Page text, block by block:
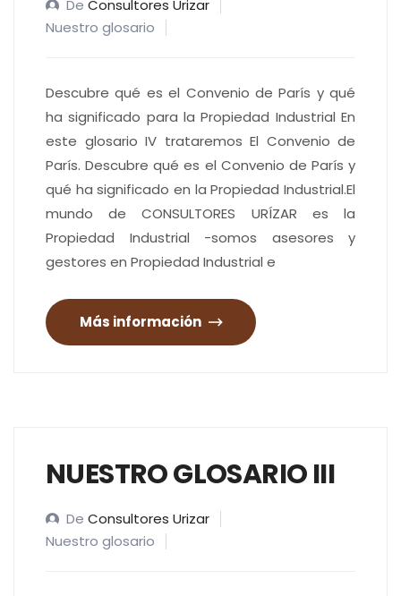
De Consultores Urizar
Nuestro glosario
Descubre qué es el Convenio de París y qué
ha significado para la Propiedad Industrial En
este glosario IV trataremos El Convenio de
París. Descubre qué es el Convenio de París y
qué ha significado en la Propiedad Industrial.El
mundo de CONSULTORES URÍZAR es la
Propiedad Industrial -somos asesores y
gestores en Propiedad Industrial e
Más información
NUESTRO GLOSARIO III
De Consultores Urizar
Nuestro glosario